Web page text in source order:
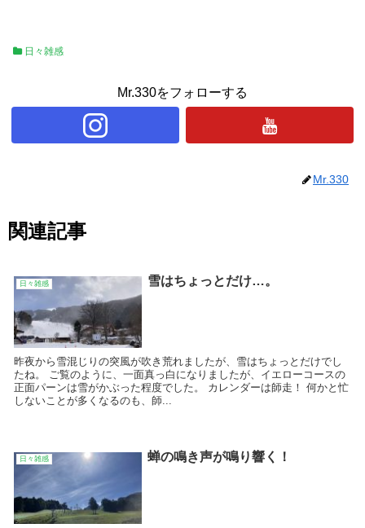
日々雑感
Mr.330をフォローする
Mr.330
関連記事
日々雑感 雪はちょっとだけ…。
昨夜から雪混じりの突風が吹き荒れましたが、雪はちょっとだけでし
たね。 ご覧のように、一面真っ白になりましたが、イエローコースの
正面パーンは雪がかぶった程度でした。 カレンダーは師走！ 何かと忙
しないことが多くなるのも、師...
日々雑感 蝉の鳴き声が鳴り響く！